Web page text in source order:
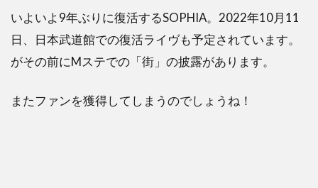
いよいよ9年ぶりに復活するSOPHIA。2022年10月11
日、日本武道館での復活ライヴも予定されています。
がその前にMステでの「街」の披露があります。
またファンを獲得してしまうのでしょうね！